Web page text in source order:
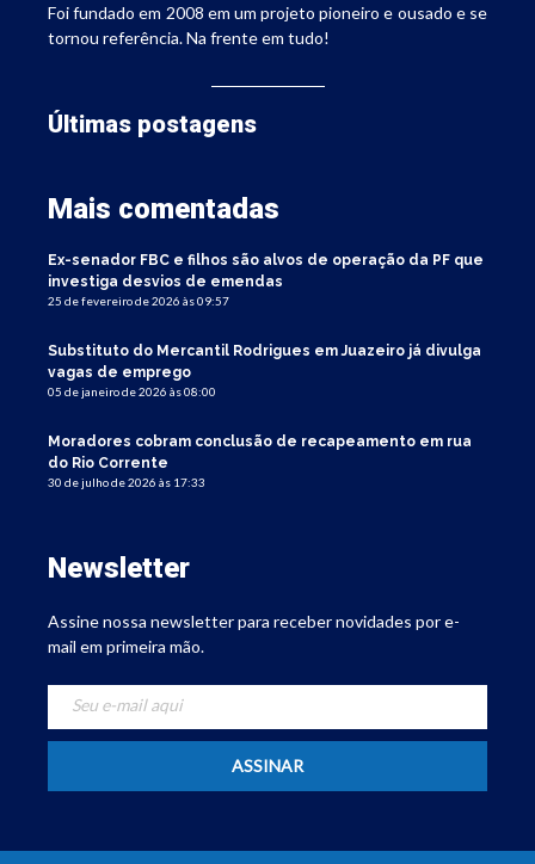
Foi fundado em 2008 em um projeto pioneiro e ousado e se
tornou referência. Na frente em tudo!
Últimas postagens
Mais comentadas
Ex-senador FBC e filhos são alvos de operação da PF que
investiga desvios de emendas
25 de fevereiro de 2026 às 09:57
Substituto do Mercantil Rodrigues em Juazeiro já divulga
vagas de emprego
05 de janeiro de 2026 às 08:00
Moradores cobram conclusão de recapeamento em rua
do Rio Corrente
30 de julho de 2026 às 17:33
Newsletter
Assine nossa newsletter para receber novidades por e-
mail em primeira mão.